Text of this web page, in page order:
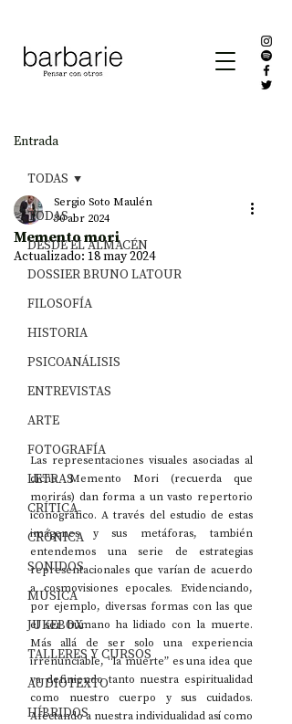
Entrada
TODAS
DESDE EL ALMACÉN
DOSSIER BRUNO LATOUR
FILOSOFÍA
HISTORIA
PSICOANÁLISIS
ENTREVISTAS
ARTE
FOTOGRAFÍA
LETRAS
CRÍTICA
CRÓNICA
SONIDOS
MÚSICA
JUKEBOX
TALLERES Y CURSOS
AUDIOTEXTO
HÍBRIDOS
TODAS
Memento mori
Sergio Soto Maulén
30 abr 2024
Actualizado: 18 may 2024
Las representaciones visuales asociadas al
dicho Memento Mori (recuerda que
morirás) dan forma a un vasto repertorio
iconográfico. A través del estudio de estas
imágenes y sus metáforas, también
entendemos una serie de estrategias
representacionales que varían de acuerdo
a cosmovisiones epocales. Evidenciando,
por ejemplo, diversas formas con las que
el ser humano ha lidiado con la muerte.
Más allá de ser solo una experiencia
irrenunciable, “la muerte” es una idea que
va definiendo tanto nuestra espiritualidad
como nuestro cuerpo y sus cuidados.
Afectando a nuestra individualidad así como